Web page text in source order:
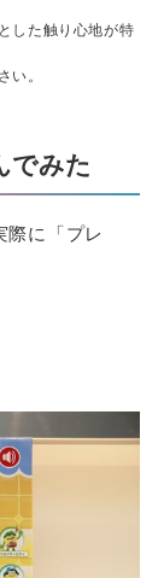
した触り心地が特
い。
でみた
際に「プレ